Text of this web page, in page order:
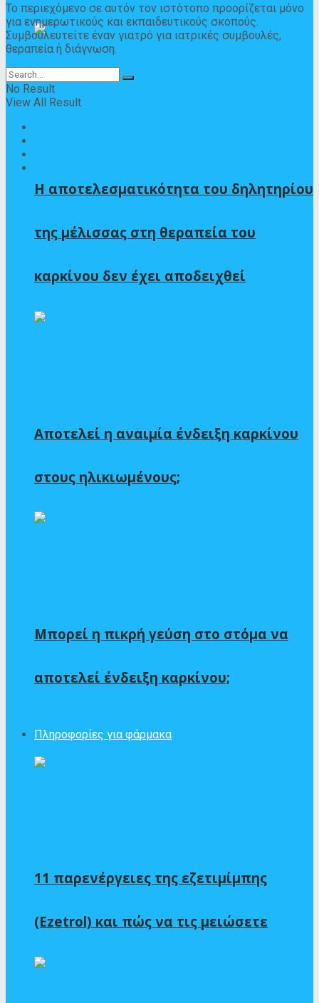
Η αποτελεσματικότητα του δηλητηρίου
της μέλισσας στη θεραπεία του
καρκίνου δεν έχει αποδειχθεί
Αποτελεί η αναιμία ένδειξη καρκίνου
στους ηλικιωμένους;
Μπορεί η πικρή γεύση στο στόμα να
αποτελεί ένδειξη καρκίνου;
Πληροφορίες για φάρμακα
11 παρενέργειες της εζετιμίμπης
(Ezetrol) και πώς να τις μειώσετε
Το περιεχόμενο σε αυτόν τον ιστότοπο προορίζεται μόνο
για ενημερωτικούς και εκπαιδευτικούς σκοπούς.
Συμβουλευτείτε έναν γιατρό για ιατρικές συμβουλές,
θεραπεία ή διάγνωση.
No Result
View All Result